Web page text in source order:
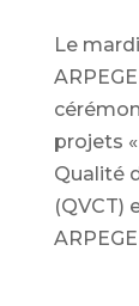
Le
projets
Qualité
(QVCT)